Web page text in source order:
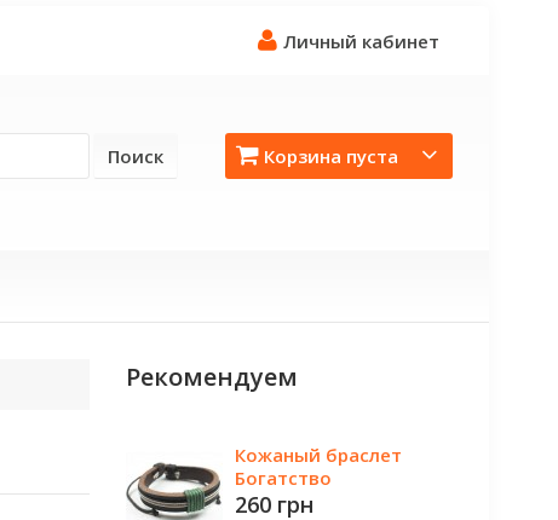
Личный кабинет
Корзина пуста
Поиск
Рекомендуем
Кожаный браслет
Богатство
260 грн